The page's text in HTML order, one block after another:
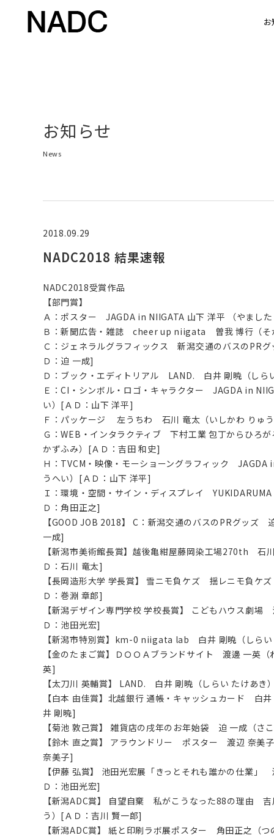
お
お知らせ
News
2018.09.29
NADC2018 結果速報
NADC2018受賞作品
【部門賞】
Ａ：ポスター JAGDA in NIIGATA 山下 洋平 （やまし
Ｂ：新聞広告・雑誌 cheer up niigata 曽我 博行（そ
Ｃ：ジェネラルグラフィックス 新潟交通のバスのPR
Ｄ：迫 一成]
Ｄ：ブック・エディトリアル LAND. 白井 剛暁（しら
Ｅ：CI・シンボル・ロゴ・キャラクター JAGDA in
い）[ＡＤ：山下 洋平]
Ｆ：パッケージ 左うちわ 石川 竜太（いしかわ りゅ
Ｇ：WEB・インタラクティブ 下村工業 包丁からひろ
かずふみ）[ＡＤ：吉田 和史]
Ｈ：TVCM・映像・モーショーングラフィック JAGDA
うへい）[ＡＤ：山下 洋平]
Ｉ：環境・空間・サイン・ディスプレイ
Ｄ：角田正之]
【GOOD JOB 2018】 C：新潟交通のバスのPRグッズ
一成]
【新潟市美術館長賞】越後亀紺屋藤岡染工場270th 石
Ｄ：石川 竜太]
【長岡造形大学 学長賞】 雪ニモ負ケズ 揺レニモ負ケ
Ｄ：巻淵 章郎]
【新潟デザイン専門学校 学校長賞】 こどもハウス劇
Ｄ：池田光宏]
【新潟市特別賞】km-0 niigata lab 白井 剛暁（しら
【金のたまご賞】ＤＯＯＡブランドサイト 渡邊 一英
英]
【太刀川 英輔賞】 LAND. 白井 剛暁（しらい たけあき
【白本 由佳賞】北越銀行 通帳・キャッシュカード 白
井 剛暁]
【菊池 敦己賞】 雑貨店の戌年のお年始袋 迫 一成（さ
【鈴木 直之賞】 アラウンドリー ポスター 渡辺 奈美
奈美子]
【伊藤 弘賞】 池田光宏展「きっとそれも誰かの仕業
Ｄ：池田光宏]
【新潟ADC賞】 自望自棄 私がこうなった88の理由 吉
う）[ＡＤ：吉川 賢一郎]
【新潟ADC賞】 紙と印刷ラボ展ポスター 角田正之（